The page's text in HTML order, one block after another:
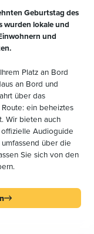
Geburtstag des
wurden lokale und
und
Platz an Bord
an Bord und
über das
ein beheiztes
Wir bieten auch
Audioguide
über die
Sie sich von den